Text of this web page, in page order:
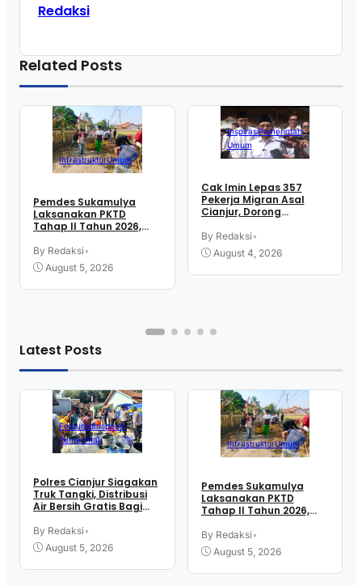
Redaksi
Related Posts
InfrastrukturUmum
Pemdes Sukamulya
Laksanakan PKTD
Tahap II Tahun 2026,
KKN UIN SGD Bandung
By Redaksi•
August 5, 2026
InspirasiPemerintah
Umum
Cak Imin Lepas 357
Pekerja Migran Asal
Cianjur, Dorong
Kerja Ke Sektor Formal
Luar Negeri
By Redaksi•
August 4, 2026
Latest Posts
FeaturedInspirasi
Pemerintah
Polres Cianjur Siagakan
Truk Tangki, Distribusi
Air Bersih Gratis Bagi
Kekeringan
By Redaksi•
August 5, 2026
InfrastrukturUmum
Pemdes Sukamulya
Laksanakan PKTD
Tahap II Tahun 2026,
KKN UIN SGD Bandung
By Redaksi•
August 5, 2026